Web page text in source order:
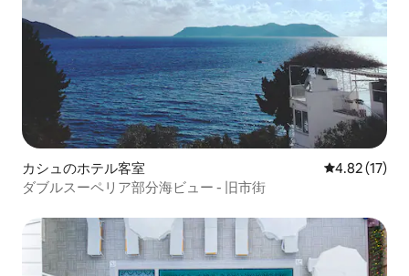
カシュのホテル客室 レビュー17
4.82 (17)
ダブルスーペリア部分海ビュー - 旧市街